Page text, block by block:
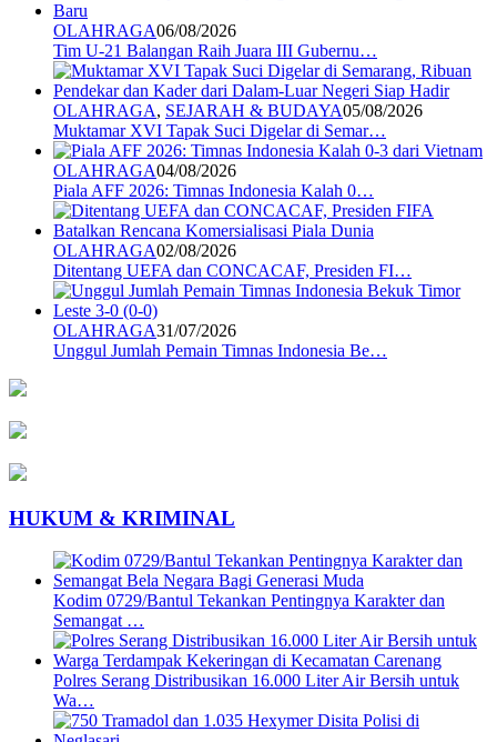
OLAHRAGA06/08/2026
Tim U-21 Balangan Raih Juara III Gubernu…
OLAHRAGA, SEJARAH & BUDAYA05/08/2026
Muktamar XVI Tapak Suci Digelar di Semar…
OLAHRAGA04/08/2026
Piala AFF 2026: Timnas Indonesia Kalah 0…
OLAHRAGA02/08/2026
Ditentang UEFA dan CONCACAF, Presiden FI…
OLAHRAGA31/07/2026
Unggul Jumlah Pemain Timnas Indonesia Be…
HUKUM & KRIMINAL
Kodim 0729/Bantul Tekankan Pentingnya Karakter dan
Semangat …
Polres Serang Distribusikan 16.000 Liter Air Bersih untuk
Wa…